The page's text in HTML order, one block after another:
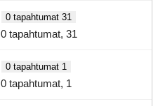
0 tapahtumat 31
0 tapahtumat, 31
0 tapahtumat 1
0 tapahtumat, 1